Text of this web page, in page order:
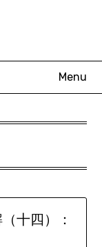
Menu
十四）：